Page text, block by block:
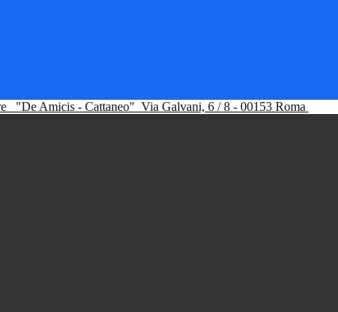
"De Amicis - Cattaneo" Via Galvani, 6 / 8 - 00153 Roma